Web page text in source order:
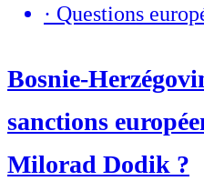
· Questions
Bosnie-
sanctions
Milorad Dodik ?